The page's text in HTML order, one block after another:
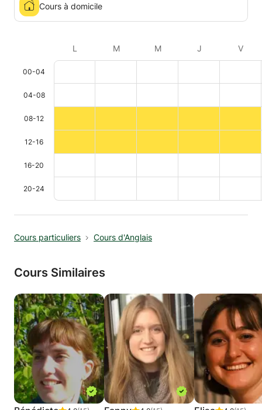
Cours à domicile
L M M J V
00-04
04-08
08-12
12-16
16-20
20-24
Cours particuliers Cours d'Anglais
Cours Similaires